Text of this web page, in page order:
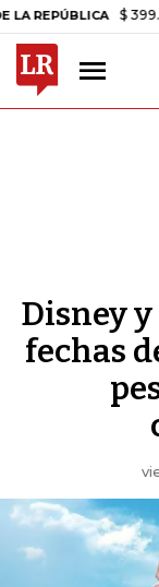
$ 399.745,16
Disney
fechas